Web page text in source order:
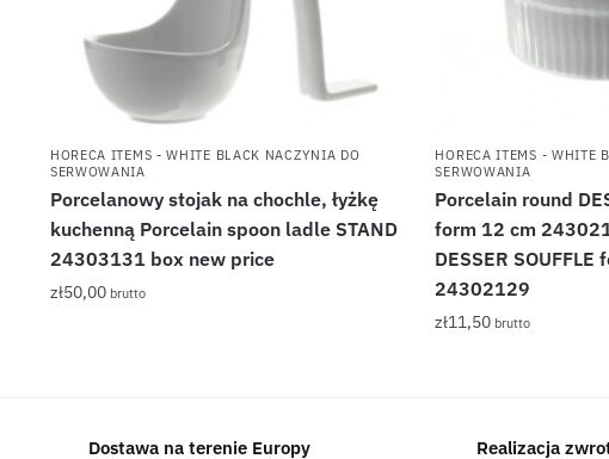
HORECA ITEMS - WHITE BLACK NACZYNIA DO
SERWOWANIA
Porcelanowy stojak na chochle, łyżkę
kuchenną Porcelain spoon ladle STAND
24303131 box new price
zł50,00 brutto
HORECA ITEMS - WHITE
SERWOWANIA
Porcelain round
form 12 cm
DESSER SOUFFLE
24302129
zł11,50 brutto
Dostawa na terenie Europy Realizacja